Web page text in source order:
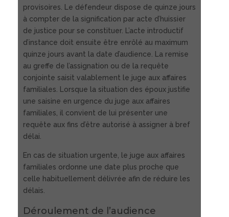
provisoires. Le défendeur dispose de quinze jours
à compter de la signification par acte d’huissier
de justice pour se constituer. L’acte introductif
d’instance doit ensuite être enrôlé au maximum
quinze jours avant la date d’audience. La remise
au greffe de l’assignation ou de la requête
conjointe saisit valablement le juge aux affaires
familiales. Lorsque la situation des époux justifie
une saisine en urgence du juge aux affaires
familiales, il convient de lui présenter une
requête aux fins d’être autorisé à assigner à bref
délai.
En cas de situation urgente, le juge aux affaires
familiales ordonne une date plus proche que
celle habituellement délivrée afin de réduire les
délais.
Déroulement de l’audience